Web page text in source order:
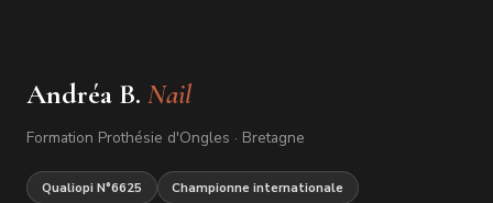
Andréa B. Nail
Formation Prothésie d'Ongles · Bretagne
Qualiopi N°6625 Championne internationale